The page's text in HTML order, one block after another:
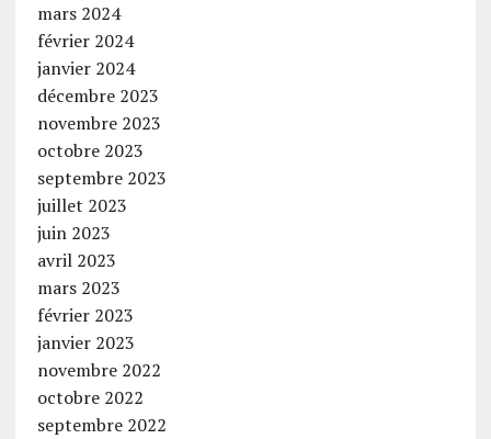
mars 2024
février 2024
janvier 2024
décembre 2023
novembre 2023
octobre 2023
septembre 2023
juillet 2023
juin 2023
avril 2023
mars 2023
février 2023
janvier 2023
novembre 2022
octobre 2022
septembre 2022